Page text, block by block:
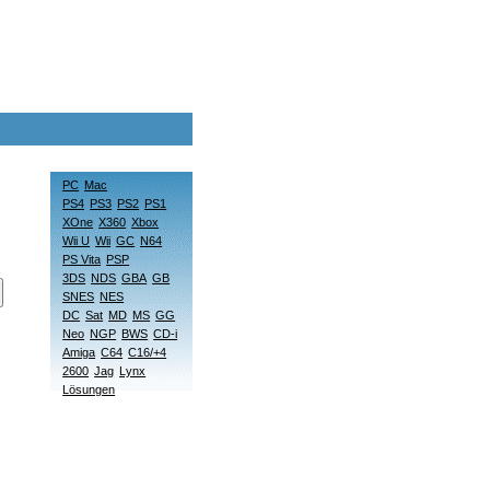
PC Mac
PS4 PS3 PS2 PS1
XOne X360 Xbox
Wii U Wii GC N64
PS Vita PSP
3DS NDS GBA GB
SNES NES
DC Sat MD MS GG
Neo NGP BWS CD-i
Amiga C64 C16/+4
2600 Jag Lynx
Lösungen